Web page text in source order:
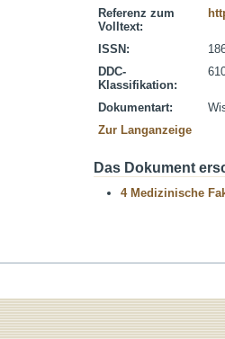
Referenz zum
Volltext:
ISSN:
DDC-
Klassifikation:
Dokumentart:
Zur Langanzeige
Das Dokument
4 Medizinische